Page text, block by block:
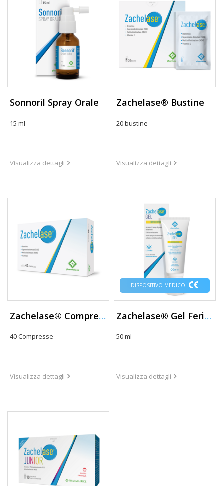
Sonnoril Spray Orale
15 ml
Visualizza dettagli
Zachelase® Bustine
20 bustine
Visualizza dettagli
Zachelase® Compresse
40 Compresse
Visualizza dettagli
DISPOSITIVO MEDICO
Zachelase® Gel Ferite e Ustioni
50 ml
Visualizza dettagli